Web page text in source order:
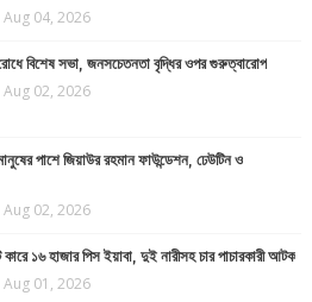
Aug 04, 2026
বিশেষ সভা, জনসচেতনতা বৃদ্ধির ওপর গুরুত্বারোপ
Aug 02, 2026
পাশে জিয়াউর রহমান ফাউন্ডেশন, ঢেউটিন ও
Aug 02, 2026
১৬ হাজার পিস ইয়াবা, দুই নারীসহ চার পাচারকারী আটক
Aug 01, 2026